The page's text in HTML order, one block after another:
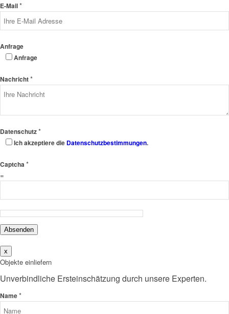
E-Mail*
Anfrage
Anfrage
Nachricht*
Datenschutz*
Ich akzeptiere die Datenschutzbestimmungen.
Captcha *
=
Absenden
x
Objekte einliefern
Unverbindliche Ersteinschätzung durch unsere Experten.
Name*